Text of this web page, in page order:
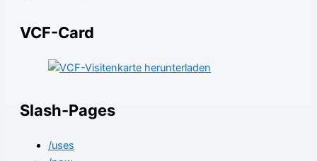
VCF-Card
Slash-Pages
/uses